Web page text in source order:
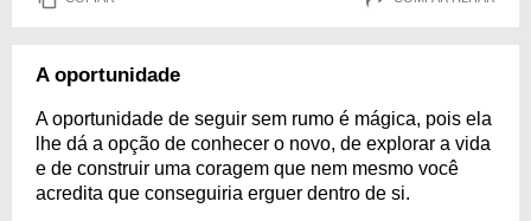
A oportunidade
A oportunidade de seguir sem rumo é mágica, pois ela
lhe dá a opção de conhecer o novo, de explorar a vida
e de construir uma coragem que nem mesmo você
acredita que conseguiria erguer dentro de si.